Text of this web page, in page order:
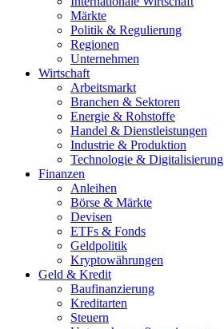
Märkte
Politik & Regulierung
Regionen
Unternehmen
Wirtschaft
Arbeitsmarkt
Branchen & Sektoren
Energie & Rohstoffe
Handel & Dienstleistungen
Industrie & Produktion
Technologie & Digitalisierung
Finanzen
Anleihen
Börse & Märkte
Devisen
ETFs & Fonds
Geldpolitik
Kryptowährungen
Geld & Kredit
Baufinanzierung
Kreditarten
Steuern